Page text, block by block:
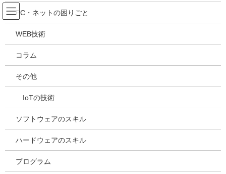
コ
ン
テ
ツ
ス
ッ
ナ
ビ
ゲ
シ
ン
移
吉川万能ＩＴ研究所
メディア
HOME
2021年5月13日
20210513192138
PC・ネットの困りごと
WEB技術
コラム
その他
IoTの技術
ソフトウェアのスキル
ハードウェアのスキル
プログラム